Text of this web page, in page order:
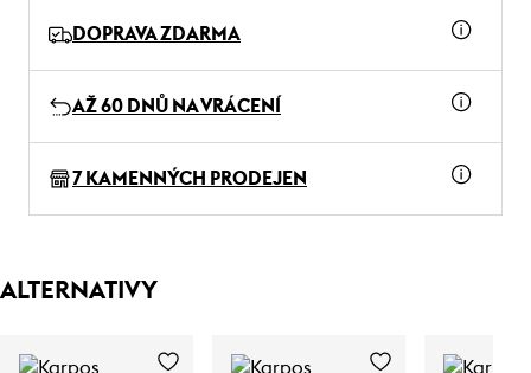
DOPRAVA ZDARMA
AŽ 60 DNŮ NA VRÁCENÍ
7 KAMENNÝCH PRODEJEN
ALTERNATIVY